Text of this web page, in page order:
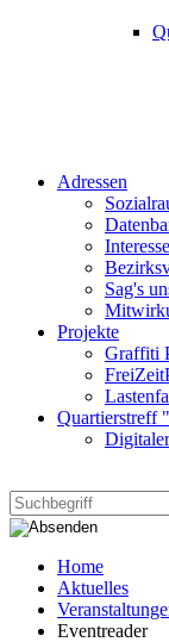
Adressen
Sag's
Projekte
Graffiti
Quartierstreff
Home
Aktuelles
Eventreader